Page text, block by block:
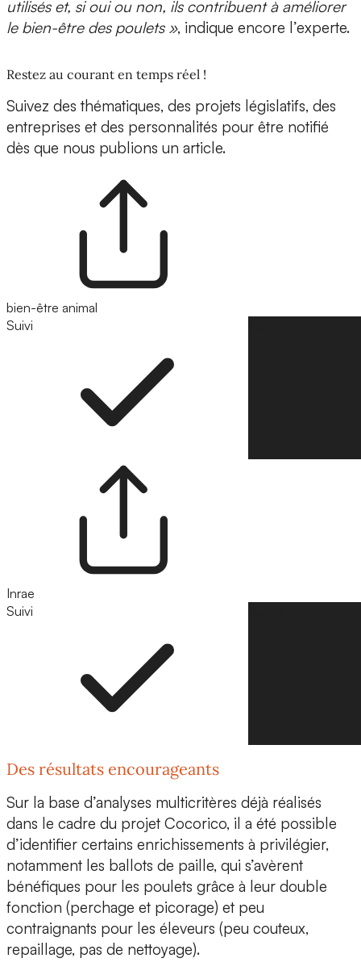
utilisés et, si oui ou non, ils contribuent à améliorer
le bien-être des poulets », indique encore l’experte.
Restez au courant en temps réel !
Suivez des thématiques, des projets législatifs, des
entreprises et des personnalités pour être notifié
dès que nous publions un article.
bien-être animal
Suivi
Inrae
Suivi
Des résultats encourageants
Sur la base d’analyses multicritères déjà réalisés
dans le cadre du projet Cocorico, il a été possible
d’identifier certains enrichissements à privilégier,
notamment les ballots de paille, qui s’avèrent
bénéfiques pour les poulets grâce à leur double
fonction (perchage et picorage) et peu
contraignants pour les éleveurs (peu couteux,
repaillage, pas de nettoyage).